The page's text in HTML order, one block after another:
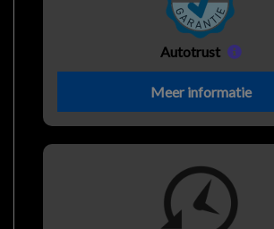
Autotrust
Meer informatie